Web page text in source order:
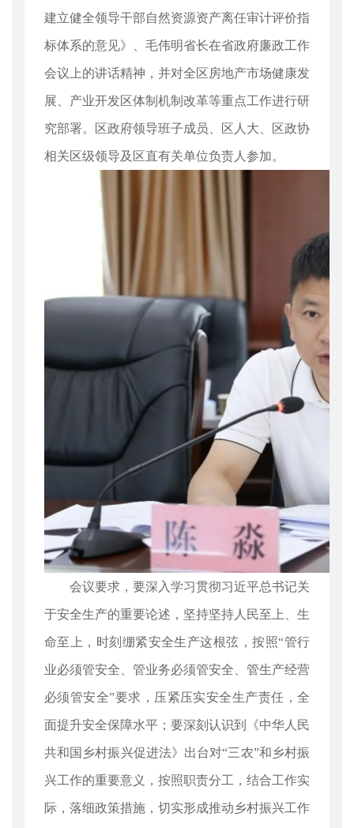
建立健全领导干部自然资源资产离任审计评价指
标体系的意见》、毛伟明省长在省政府廉政工作
会议上的讲话精神，并对全区房地产市场健康发
展、产业开发区体制机制改革等重点工作进行研
究部署。区政府领导班子成员、区人大、区政协
相关区级领导及区直有关单位负责人参加。
会议要求，要深入学习贯彻习近平总书记关
于安全生产的重要论述，坚持坚持人民至上、生
命至上，时刻绷紧安全生产这根弦，按照“管行
业必须管安全、管业务必须管安全、管生产经营
必须管安全”要求，压紧压实安全生产责任，全
面提升安全保障水平；要深刻认识到《中华人民
共和国乡村振兴促进法》出台对“三农”和乡村振
兴工作的重要意义，按照职责分工，结合工作实
际，落细政策措施，切实形成推动乡村振兴工作